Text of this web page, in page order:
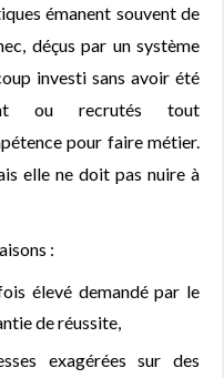
émanent souvent de
déçus par un système
investi sans avoir été
ou recrutés tout
pour faire métier.
elle ne doit pas nuire à
:
élevé demandé par le
de réussite,
exagérées sur des